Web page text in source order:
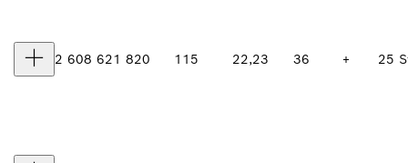
2 608 621 820 115 22,23 36 + 25